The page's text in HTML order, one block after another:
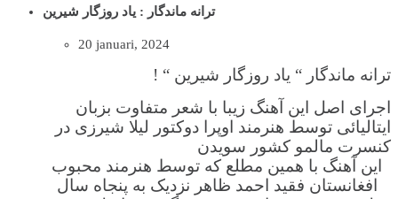
ترانه ماندگار : یاد روزگار شیرین
20 januari, 2024
ترانه ماندگار “ یاد روزگار شیرین “ !
اجرای اصل این آهنگ زیبا با شعر متفاوت بزبان
ایتالیائی توسط هنرمند اوپرا دوکتور لیلا شیرزی در
کنسرت مالمو کشور سویدن
این آهنگ با همین مطلع که توسط هنرمند محبوب
افغانستان فقید احمد ظاهر نزدیک به پنجاه سال